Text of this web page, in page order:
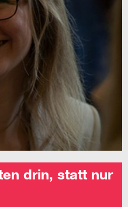
drin, statt nur